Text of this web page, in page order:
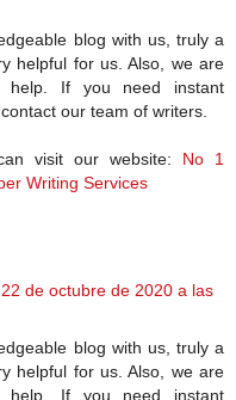
blog with us, truly a
helpful for us. Also, we are
help. If you need instant
our team of writers.
visit our website: No 1
Writing Services
22 de octubre de 2020 a las
blog with us, truly a
helpful for us. Also, we are
help. If you need instant